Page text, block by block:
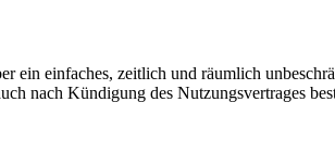
ein einfaches, zeitlich und räumlich
nach Kündigung des Nutzungsvertrages